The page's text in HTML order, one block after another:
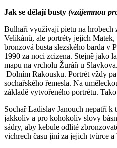
Jak se dělají busty (vzájemnou
Bulhaři využívají pietu na hrobech
Velikánů, ale portréty jejich
bronzová busta slezského barda v
1990 za noci zcizena. Stejně jako
mapu na vrcholu Žuráň u
Dolním Rakousku. Portrét vždy
sochařského řemesla. Na
základě vytvořeného portrétu.
Sochař Ladislav Janouch nepatří
jakkoliv a pro kohokoliv slovy
sádry, aby kebule odlité
vichrech času jiní za jejich tvůrce a